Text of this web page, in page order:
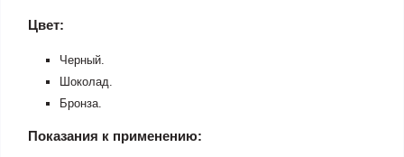
Цвет:
Черный.
Шоколад.
Бронза.
Показания к применению: